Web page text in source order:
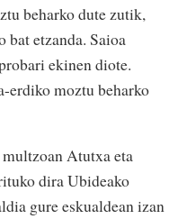
beharko dute zutik,
bat etzanda. Saioa
ekinen diote.
erdiko moztu beharko
Atutxa eta
dira Ubideako
gure eskualdean izan